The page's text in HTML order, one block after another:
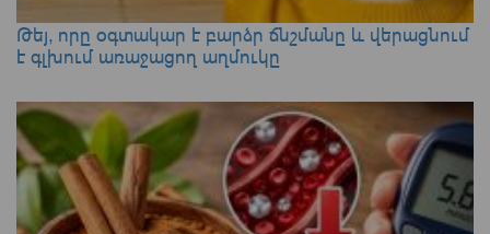
Թեյ, որը օգտակար է բարձր ճնշմանը և վերացնում
է գլխում առաջացող աղմուկը